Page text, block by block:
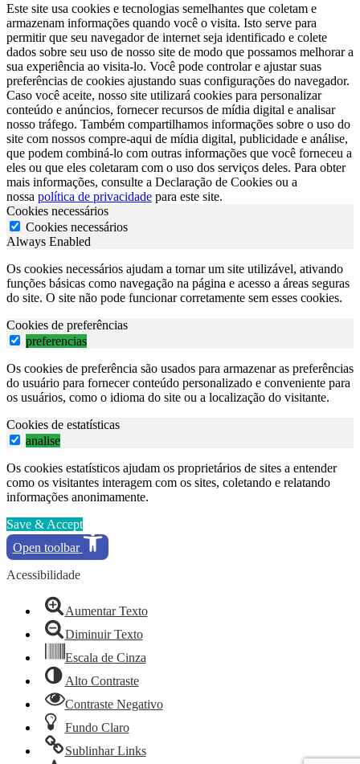
Este site usa cookies e tecnologias semelhantes que coletam e
armazenam informações quando você o visita. Isto serve para
permitir que seu navegador de internet seja identificado e colete
dados sobre seu uso de nosso site de modo que possamos melhorar a
sua experiência ao visita-lo. Você pode controlar e ajustar suas
preferências de cookies ajustando suas configurações do navegador.
Caso você aceite, nosso site utilizará cookies para personalizar
conteúdo e anúncios, fornecer recursos de mídia digital e analisar
nosso tráfego. Também compartilhamos informações sobre o uso do
site com nossos compre-aqui de mídia digital, publicidade e análise,
que podem combiná-lo com outras informações que você forneceu a
eles ou que eles coletaram com o uso dos serviços deles. Para obter
mais informações, consulte a Declaração de Cookies ou a
nossa política de privacidade para este site.
Cookies necessários
Cookies necessários
Always Enabled
Os cookies necessários ajudam a tornar um site utilizável, ativando
funções básicas como navegação na página e acesso a áreas seguras
do site. O site não pode funcionar corretamente sem esses cookies.
Cookies de preferências
preferencias
Os cookies de preferência são usados para armazenar as preferências
do usuário para fornecer conteúdo personalizado e conveniente para
os usuários, como o idioma do site ou a localização do visitante.
Cookies de estatísticas
analise
Os cookies estatísticos ajudam os proprietários de sites a entender
como os visitantes interagem com os sites, coletando e relatando
informações anonimamente.
Save & Accept
Open toolbar
Acessibilidade
Aumentar Texto
Diminuir Texto
Escala de Cinza
Alto Contraste
Contraste Negativo
Fundo Claro
Sublinhar Links